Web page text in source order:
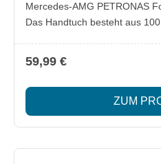
Mercedes-AMG PETRONAS
Das Handtuch besteht aus
PETRONAS Formula One
Begleiter für Strand, Freibad,
Strandtuch Besonderheiten Aus 100 % Baumwolle gefertigt
Design Mit adidas Logo Mit
59,99 €
ZUM